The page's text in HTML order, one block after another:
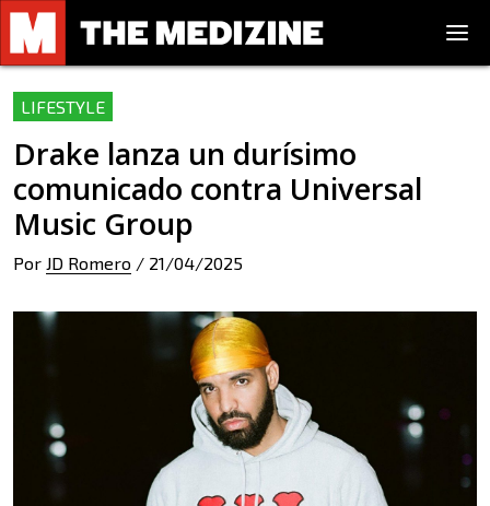
LIFESTYLE
Drake lanza un durísimo
comunicado contra Universal
Music Group
Por JD Romero / 21/04/2025